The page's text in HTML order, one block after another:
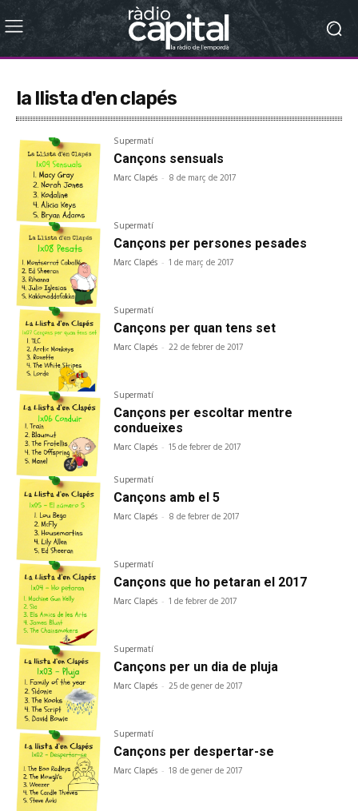
la llista d'en clapés
Supermatí
Cançons sensuals
Marc Clapés - 8 de març de 2017
Supermatí
Cançons per persones pesades
Marc Clapés - 1 de març de 2017
Supermatí
Cançons per quan tens set
Marc Clapés - 22 de febrer de 2017
Supermatí
Cançons per escoltar mentre
condueixes
Marc Clapés - 15 de febrer de 2017
Supermatí
Cançons amb el 5
Marc Clapés - 8 de febrer de 2017
Supermatí
Cançons que ho petaran el 2017
Marc Clapés - 1 de febrer de 2017
Supermatí
Cançons per un dia de pluja
Marc Clapés - 25 de gener de 2017
Supermatí
Cançons per despertar-se
Marc Clapés - 18 de gener de 2017